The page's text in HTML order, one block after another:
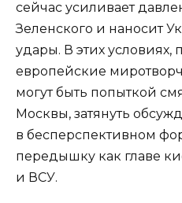
сейчас усиливает
Зеленского и наносит
удары. В этих
европейские
могут быть попыткой
Москвы, затянуть
в бесперспективном
передышку как главе
и ВСУ.